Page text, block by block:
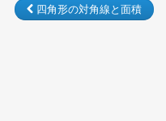
四角形の対角線と面積